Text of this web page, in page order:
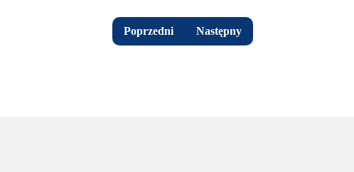
Poprzedni Następny